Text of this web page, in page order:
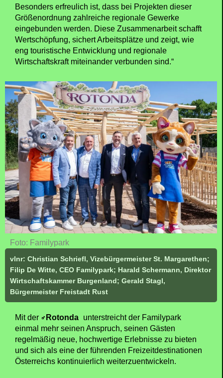
Besonders erfreulich ist, dass bei Projekten dieser
Größenordnung zahlreiche regionale Gewerke
eingebunden werden. Diese Zusammenarbeit schafft
Wertschöpfung, sichert Arbeitsplätze und zeigt, wie
eng touristische Entwicklung und regionale
Wirtschaftskraft miteinander verbunden sind.“
Foto: Familypark
vlnr: Christian Schriefl, Vizebürgermeister St. Margarethen;
Filip De Witte, CEO Familypark; Harald Schermann, Direktor
Wirtschaftskammer Burgenland; Gerald Stagl,
Bürgermeister Freistadt Rust
Mit der Rotonda unterstreicht der Familypark
einmal mehr seinen Anspruch, seinen Gästen
regelmäßig neue, hochwertige Erlebnisse zu bieten
und sich als eine der führenden Freizeitdestinationen
Österreichs kontinuierlich weiterzuentwickeln.